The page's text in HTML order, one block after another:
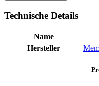
Technische Details
Name
Hersteller